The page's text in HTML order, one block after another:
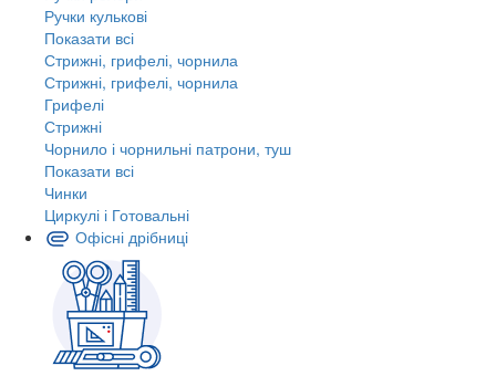
Ручки кулькові
Показати всі
Стрижні, грифелі, чорнила
Стрижні, грифелі, чорнила
Грифелі
Стрижні
Чорнило і чорнильні патрони, туш
Показати всі
Чинки
Циркулі і Готовальні
Офісні дрібниці